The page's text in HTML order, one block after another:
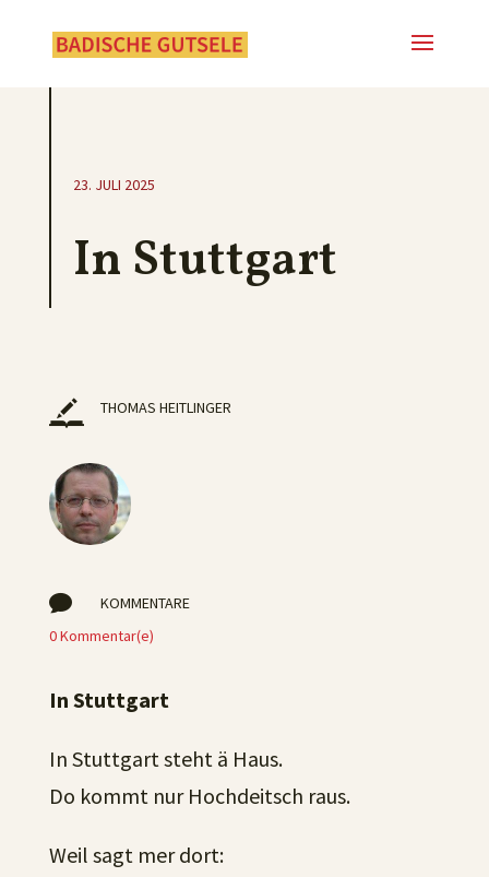
23. JULI 2025
In Stuttgart
THOMAS HEITLINGER

KOMMENTARE
0 Kommentar(e)
In Stuttgart
In Stuttgart steht ä Haus.
Do kommt nur Hochdeitsch raus.
Weil sagt mer dort: